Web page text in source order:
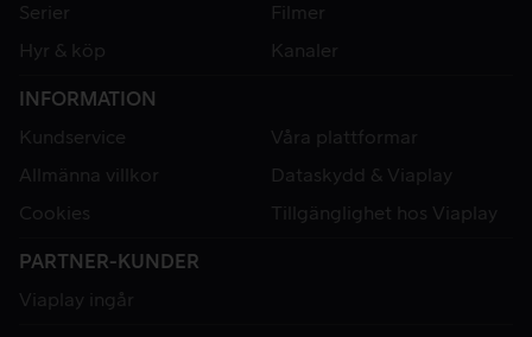
Serier
Filmer
Hyr & köp
Kanaler
INFORMATION
Kundservice
Våra plattformar
Allmänna villkor
Dataskydd & Viaplay
Cookies
Tillgänglighet hos Viaplay
PARTNER-KUNDER
Viaplay ingår